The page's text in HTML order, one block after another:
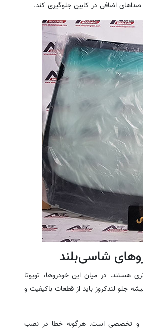
اضافی در کابین جلوگیری کند.
شاسی‌بلند
هستند. در میان این خودروها، تویوتا
جلو لندکروز باید از قطعات باکیفیت و
و تخصصی است. هرگونه خطا در نصب